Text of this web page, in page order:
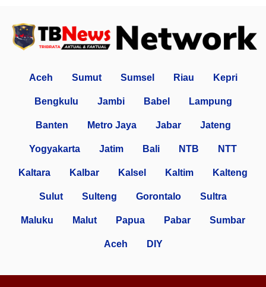
Aceh Sumut Sumsel Riau Kepri
Bengkulu Jambi Babel Lampung
Banten Metro Jaya Jabar Jateng
Yogyakarta Jatim Bali NTB NTT
Kaltara Kalbar Kalsel Kaltim Kalteng
Sulut Sulteng Gorontalo Sultra
Maluku Malut Papua Pabar Sumbar
Aceh DIY